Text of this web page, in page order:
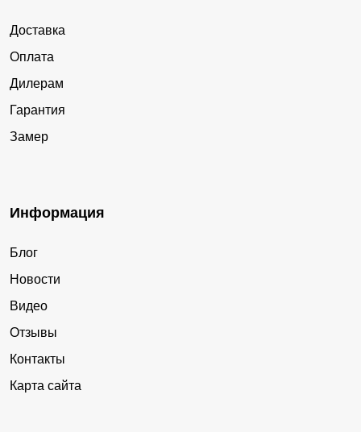
Доставка
Оплата
Дилерам
Гарантия
Замер
Информация
Блог
Новости
Видео
Отзывы
Контакты
Карта сайта